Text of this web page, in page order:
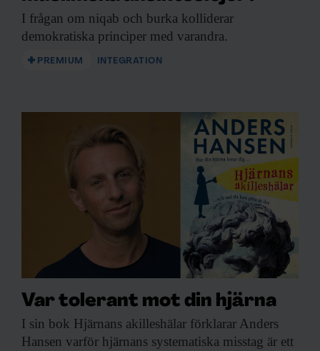
I frågan om niqab och burka kolliderar
demokratiska principer med varandra.
PREMIUM INTEGRATION
Var tolerant mot din hjärna
I sin bok Hjärnans akilleshälar förklarar Anders
Hansen varför hjärnans systematiska misstag är ett